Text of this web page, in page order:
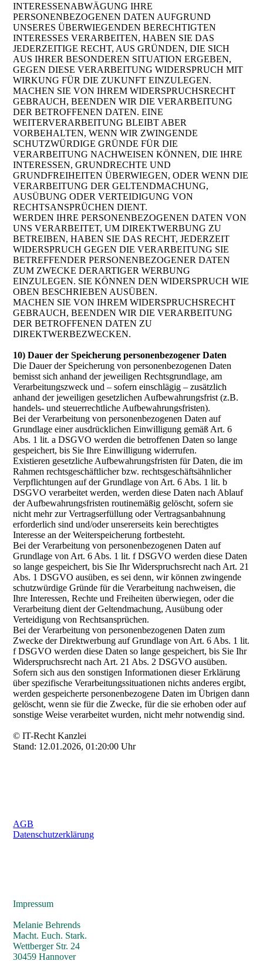
INTERESSENABWÄGUNG IHRE
PERSONENBEZOGENEN DATEN AUFGRUND
UNSERES ÜBERWIEGENDEN BERECHTIGTEN
INTERESSES VERARBEITEN, HABEN SIE DAS
JEDERZEITIGE RECHT, AUS GRÜNDEN, DIE SICH
AUS IHRER BESONDEREN SITUATION ERGEBEN,
GEGEN DIESE VERARBEITUNG WIDERSPRUCH MIT
WIRKUNG FÜR DIE ZUKUNFT EINZULEGEN.
MACHEN SIE VON IHREM WIDERSPRUCHSRECHT
GEBRAUCH, BEENDEN WIR DIE VERARBEITUNG
DER BETROFFENEN DATEN. EINE
WEITERVERARBEITUNG BLEIBT ABER
VORBEHALTEN, WENN WIR ZWINGENDE
SCHUTZWÜRDIGE GRÜNDE FÜR DIE
VERARBEITUNG NACHWEISEN KÖNNEN, DIE IHRE
INTERESSEN, GRUNDRECHTE UND
GRUNDFREIHEITEN ÜBERWIEGEN, ODER WENN DIE
VERARBEITUNG DER GELTENDMACHUNG,
AUSÜBUNG ODER VERTEIDIGUNG VON
RECHTSANSPRÜCHEN DIENT.
WERDEN IHRE PERSONENBEZOGENEN DATEN VON
UNS VERARBEITET, UM DIREKTWERBUNG ZU
BETREIBEN, HABEN SIE DAS RECHT, JEDERZEIT
WIDERSPRUCH GEGEN DIE VERARBEITUNG SIE
BETREFFENDER PERSONENBEZOGENER DATEN
ZUM ZWECKE DERARTIGER WERBUNG
EINZULEGEN. SIE KÖNNEN DEN WIDERSPRUCH WIE
OBEN BESCHRIEBEN AUSÜBEN.
MACHEN SIE VON IHREM WIDERSPRUCHSRECHT
GEBRAUCH, BEENDEN WIR DIE VERARBEITUNG
DER BETROFFENEN DATEN ZU
DIREKTWERBEZWECKEN.
10) Dauer der Speicherung personenbezogener Daten
Die Dauer der Speicherung von personenbezogenen Daten
bemisst sich anhand der jeweiligen Rechtsgrundlage, am
Verarbeitungszweck und – sofern einschlägig – zusätzlich
anhand der jeweiligen gesetzlichen Aufbewahrungsfrist (z.B.
handels- und steuerrechtliche Aufbewahrungsfristen).
Bei der Verarbeitung von personenbezogenen Daten auf
Grundlage einer ausdrücklichen Einwilligung gemäß Art. 6
Abs. 1 lit. a DSGVO werden die betroffenen Daten so lange
gespeichert, bis Sie Ihre Einwilligung widerrufen.
Existieren gesetzliche Aufbewahrungsfristen für Daten, die im
Rahmen rechtsgeschäftlicher bzw. rechtsgeschäftsähnlicher
Verpflichtungen auf der Grundlage von Art. 6 Abs. 1 lit. b
DSGVO verarbeitet werden, werden diese Daten nach Ablauf
der Aufbewahrungsfristen routinemäßig gelöscht, sofern sie
nicht mehr zur Vertragserfüllung oder Vertragsanbahnung
erforderlich sind und/oder unsererseits kein berechtigtes
Interesse an der Weiterspeicherung fortbesteht.
Bei der Verarbeitung von personenbezogenen Daten auf
Grundlage von Art. 6 Abs. 1 lit. f DSGVO werden diese Daten
so lange gespeichert, bis Sie Ihr Widerspruchsrecht nach Art. 21
Abs. 1 DSGVO ausüben, es sei denn, wir können zwingende
schutzwürdige Gründe für die Verarbeitung nachweisen, die
Ihre Interessen, Rechte und Freiheiten überwiegen, oder die
Verarbeitung dient der Geltendmachung, Ausübung oder
Verteidigung von Rechtsansprüchen.
Bei der Verarbeitung von personenbezogenen Daten zum
Zwecke der Direktwerbung auf Grundlage von Art. 6 Abs. 1 lit.
f DSGVO werden diese Daten so lange gespeichert, bis Sie Ihr
Widerspruchsrecht nach Art. 21 Abs. 2 DSGVO ausüben.
Sofern sich aus den sonstigen Informationen dieser Erklärung
über spezifische Verarbeitungssituationen nichts anderes ergibt,
werden gespeicherte personenbezogene Daten im Übrigen dann
gelöscht, wenn sie für die Zwecke, für die sie erhoben oder auf
sonstige Weise verarbeitet wurden, nicht mehr notwendig sind.
© IT-Recht Kanzlei
Stand: 12.01.2026, 01:20:00 Uhr
AGB
Datenschutzerklärung
Impressum
Melanie Behrends
Macht. Euch. Stark.
Wettberger Str. 24
30459 Hannover